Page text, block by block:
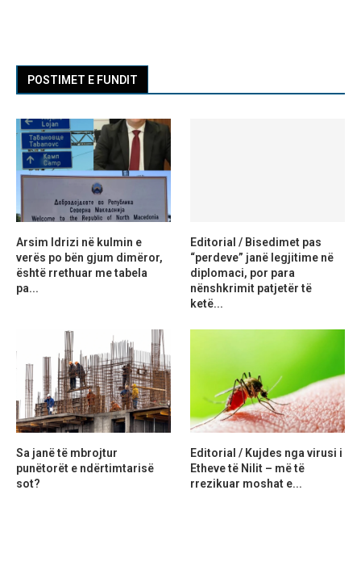
POSTIMET E FUNDIT
Arsim Idrizi në kulmin e
verës po bën gjum dimëror,
është rrethuar me tabela
pa...
Editorial / Bisedimet pas
“perdeve” janë legjitime në
diplomaci, por para
nënshkrimit patjetër të
ketë...
Sa janë të mbrojtur
punëtorët e ndërtimtarisë
sot?
Editorial / Kujdes nga virusi i
Etheve të Nilit – më të
rrezikuar moshat e...